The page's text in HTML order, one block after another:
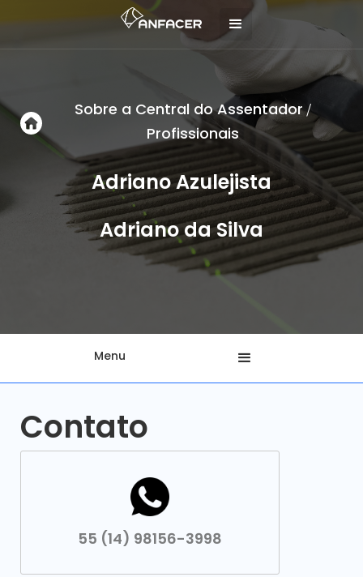
Sobre a Central do Assentador/
Profissionais
Adriano Azulejista
Adriano da Silva
Menu
Contato
55 (14) 98156-3998